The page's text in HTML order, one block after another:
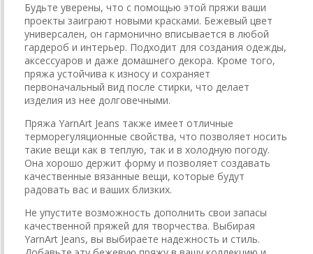
Будьте уверены, что с помощью этой пряжи ваши
проекты заиграют новыми красками. Бежевый цвет
универсален, он гармонично вписывается в любой
гардероб и интерьер. Подходит для создания одежды,
аксессуаров и даже домашнего декора. Кроме того,
пряжа устойчива к износу и сохраняет
первоначальный вид после стирки, что делает
изделия из нее долговечными.
Пряжа YarnArt Jeans также имеет отличные
терморегуляционные свойства, что позволяет носить
такие вещи как в теплую, так и в холодную погоду.
Она хорошо держит форму и позволяет создавать
качественные вязанные вещи, которые будут
радовать вас и ваших близких.
Не упустите возможность дополнить свои запасы
качественной пряжей для творчества. Выбирая
YarnArt Jeans, вы выбираете надежность и стиль.